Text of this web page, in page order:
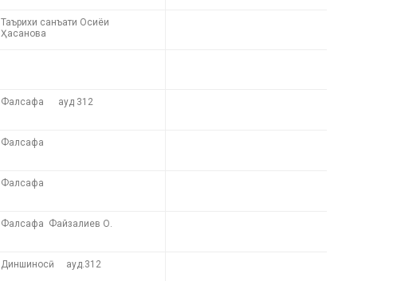
Таърихи санъати Осиёи
Ҳасанова
Фалсафа ауд 312
Фалсафа
Фалсафа
Фалсафа Файзалиев О.
Диншиносӣ ауд.312